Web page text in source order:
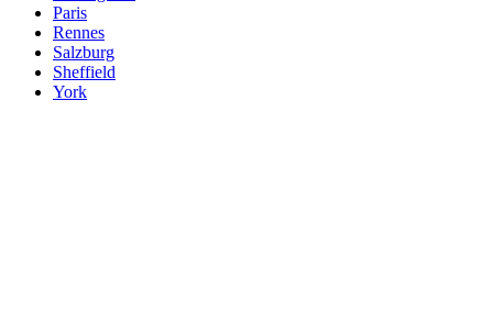
Paris
Rennes
Salzburg
Sheffield
York